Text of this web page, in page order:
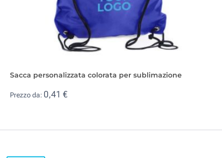
Sacca personalizzata colorata per sublimazione
Prezzo da: 0,41 €